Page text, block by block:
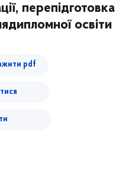
перепідготовка
освіти
pdf